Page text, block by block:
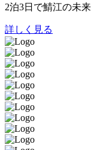
2泊3日で鯖江の未
詳しく見る